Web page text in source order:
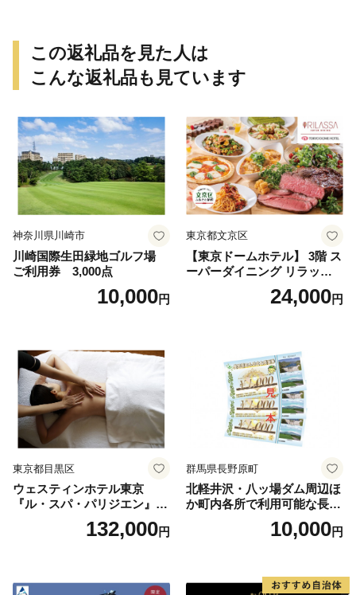
この返礼品を見た人は
こんな返礼品も見ています
神奈川県川崎市
川崎国際生田緑地ゴルフ場
ご利用券 3,000点
10,000円
東京都文京区
【東京ドームホテル】 3階 ス
ーパーダイニング リラッサ
ランチブッフェ お食事券 大
人1名様分 関東 東京 ご利用
24,000円
東京都目黒区
ウェスティンホテル東京
『ル・スパ・パリジエン』選
べるボディセラピー90分/1名
132,000円
群馬県長野原町
北軽井沢・八ッ場ダム周辺ほ
か町内各所で利用可能な長野
原町ふるさと感謝券（3,000
円分）【トラベル 観光 旅行
10,000円